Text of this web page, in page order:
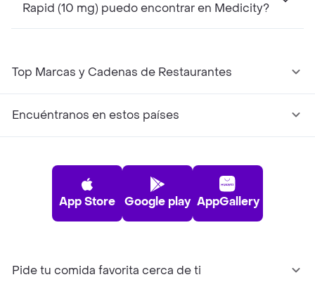
Rapid (10 mg) puedo encontrar en Medicity?
Top Marcas y Cadenas de Restaurantes
Encuéntranos en estos países
App Store Google play AppGallery
Pide tu comida favorita cerca de ti